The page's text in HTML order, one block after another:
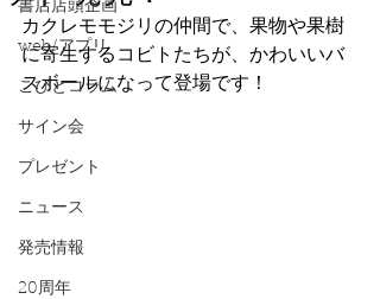
書店店頭企画
web/アプリ
こびとコラム
サイン会
プレゼント
ニュース
発売情報
20周年
カクレモモジリの仲間で、果物や果樹
に寄生するコビトたちが、かわいいバ
スボールになって登場です！